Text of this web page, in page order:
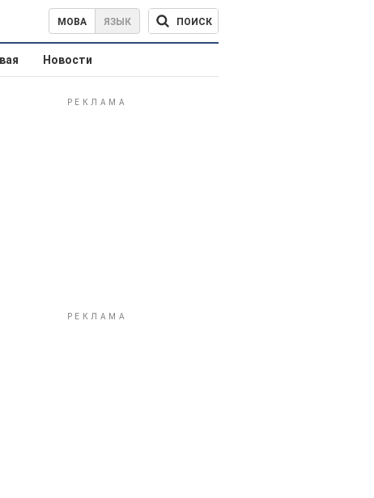
МОВА ЯЗЫК ПОИСК
Новости